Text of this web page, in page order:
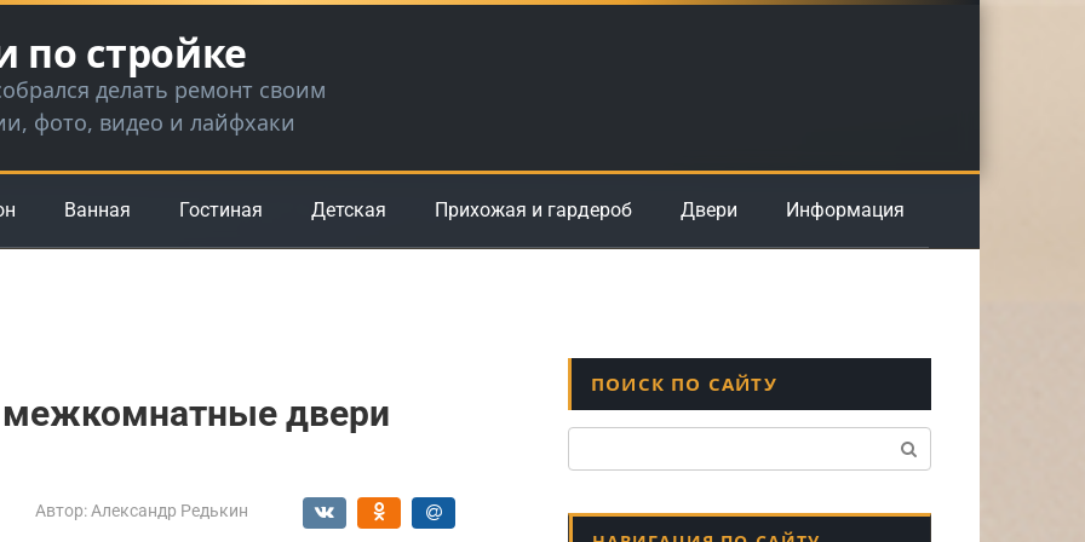
по стройке
делать ремонт своим
фото, видео и лайфхаки
Ванная Гостиная Детская Прихожая и гардероб Двери Информация
межкомнатные двери
Автор: Александр Редькин
ПОИСК ПО САЙТУ